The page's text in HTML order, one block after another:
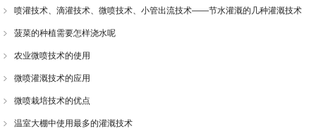
喷灌技术、滴灌技术、微喷技术、小管出流技术——节水灌溉的几种灌溉技术
菠菜的种植需要怎样浇水呢
农业微喷技术的使用
微喷灌溉技术的应用
微喷栽培技术的优点
温室大棚中使用最多的灌溉技术